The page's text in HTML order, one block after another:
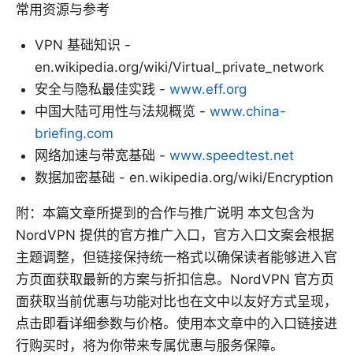
常用资源与参考
VPN 基础知识 -
en.wikipedia.org/wiki/Virtual_private_network
安全与隐私最佳实践 - www.eff.org
中国大陆可用性与法规概览 - www.china-
briefing.com
网络加速与带宽基础 - www.speedtest.net
数据加密基础 - en.wikipedia.org/wiki/Encryption
附：本篇文章所提到的合作与推广说明 本文包含为
NordVPN 提供的官方推广入口，官方入口文案会根据
主题调整，但链接保持统一格式以确保读者能够进入官
方页面获取最新的方案与折扣信息。NordVPN 官方页
面获取当前优惠与功能对比也在文中以友好方式呈现，
点击即看详细参数与价格。使用本文章中的入口链接进
行购买时，将为你带来专属优惠与服务保障。